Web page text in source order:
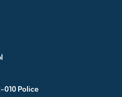
010 Police